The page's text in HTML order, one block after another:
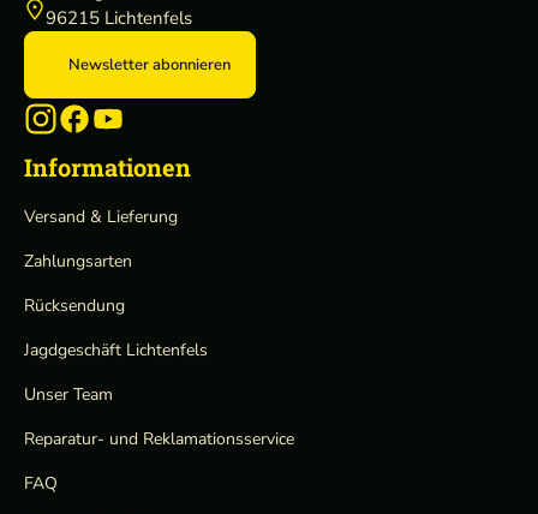
96215 Lichtenfels
Newsletter abonnieren
Informationen
Versand & Lieferung
Zahlungsarten
Rücksendung
Jagdgeschäft Lichtenfels
Unser Team
Reparatur- und Reklamationsservice
FAQ